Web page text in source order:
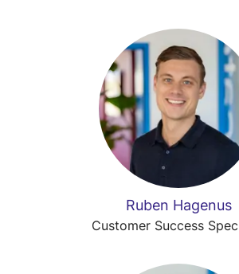
Ruben Hagenus
Customer Success